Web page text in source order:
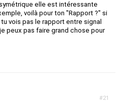
elle est intéressante
voilà pour ton "Rapport ?" si
vois pas le rapport entre signal
peux pas faire grand chose pour
#21